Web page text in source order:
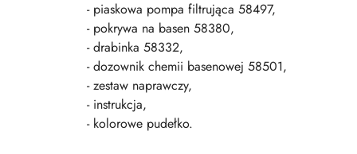
- piaskowa pompa filtrująca 58497,
- pokrywa na basen 58380,
- drabinka 58332,
- dozownik chemii basenowej 58501,
- zestaw naprawczy,
- instrukcja,
- kolorowe pudełko.